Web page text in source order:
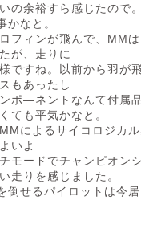
の余裕すら感じたので
かなと。
フィンが飛んで、MM
が、走りに
ですね。以前から羽が
もあったし
ポ―ネントなんて付属
ても平気かなと。
によるサイコロジカ
いよ
モードでチャンピオン
走りを感じました。
倒せるパイロットは今